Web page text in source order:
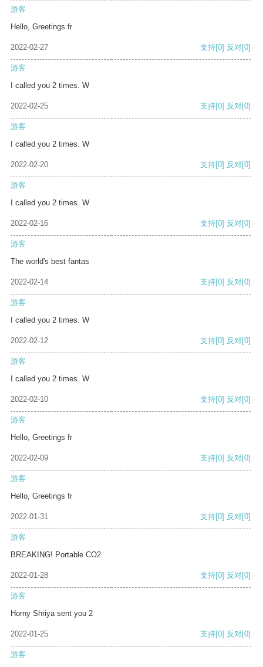
游客
Hello, Greetings fr
2022-02-27 支持[0] 反对[0]
游客
I called you 2 times. W
2022-02-25 支持[0] 反对[0]
游客
I called you 2 times. W
2022-02-20 支持[0] 反对[0]
游客
I called you 2 times. W
2022-02-16 支持[0] 反对[0]
游客
The world's best fantas
2022-02-14 支持[0] 反对[0]
游客
I called you 2 times. W
2022-02-12 支持[0] 反对[0]
游客
I called you 2 times. W
2022-02-10 支持[0] 反对[0]
游客
Hello, Greetings fr
2022-02-09 支持[0] 反对[0]
游客
Hello, Greetings fr
2022-01-31 支持[0] 反对[0]
游客
BREAKING! Portable CO2
2022-01-28 支持[0] 反对[0]
游客
Horny Shriya sent you 2
2022-01-25 支持[0] 反对[0]
游客